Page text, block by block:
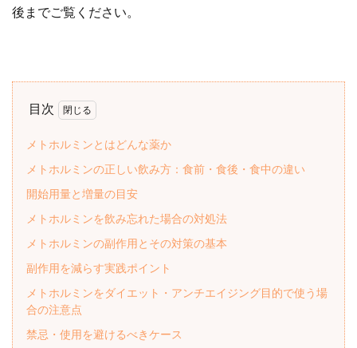
後までご覧ください。
目次
メトホルミンとはどんな薬か
メトホルミンの正しい飲み方：食前・食後・食中の違い
開始用量と増量の目安
メトホルミンを飲み忘れた場合の対処法
メトホルミンの副作用とその対策の基本
副作用を減らす実践ポイント
メトホルミンをダイエット・アンチエイジング目的で使う場
合の注意点
禁忌・使用を避けるべきケース